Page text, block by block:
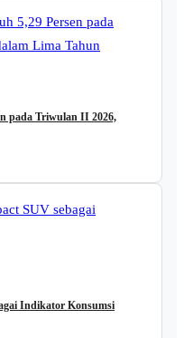
pada Triwulan II 2026,
Indikator Konsumsi